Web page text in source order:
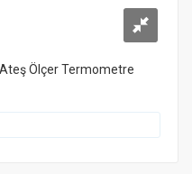
Ölçer Termometre